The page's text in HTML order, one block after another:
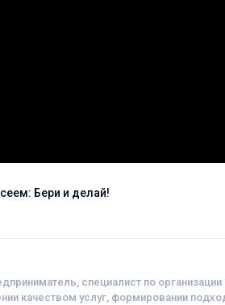
Бери и делай!
специалист по
качеством услуг, формировании